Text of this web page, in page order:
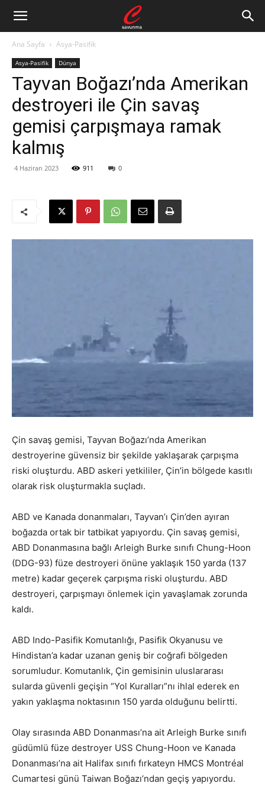
Ana Sayfa Asya-Pasifik
Asya-Pasifik Dünya
Tayvan Boğazı’nda Amerikan
destroyeri ile Çin savaş
gemisi çarpışmaya ramak
kalmış
4 Haziran 2023 911 0
Çin savaş gemisi, Tayvan Boğazı’nda Amerikan
destroyerine güvensiz bir şekilde yaklaşarak çarpışma
riski oluşturdu. ABD askeri yetkililer, Çin’in bölgede kasıtlı
olarak risk oluşturmakla suçladı.
ABD ve Kanada donanmaları, Tayvan’ı Çin’den ayıran
boğazda ortak bir tatbikat yapıyordu. Çin savaş gemisi,
ABD Donanmasına bağlı Arleigh Burke sınıfı Chung-Hoon
(DDG-93) füze destroyeri önüne yaklaşık 150 yarda (137
metre) kadar geçerek çarpışma riski oluşturdu. ABD
destroyeri, çarpışmayı önlemek için yavaşlamak zorunda
kaldı.
ABD Indo-Pasifik Komutanlığı, Pasifik Okyanusu ve
Hindistan’a kadar uzanan geniş bir coğrafi bölgeden
sorumludur. Komutanlık, Çin gemisinin uluslararası
sularda güvenli geçişin “Yol Kuralları”nı ihlal ederek en
yakın yaklaşma noktasının 150 yarda olduğunu belirtti.
Olay sırasında ABD Donanması’na ait Arleigh Burke sınıfı
güdümlü füze destroyer USS Chung-Hoon ve Kanada
Donanması’na ait Halifax sınıfı fırkateyn HMCS Montréal
Cumartesi günü Taiwan Boğazı’ndan geçiş yapıyordu.